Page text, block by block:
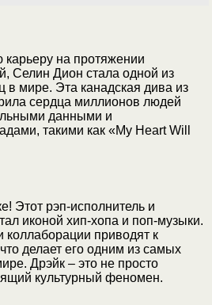
на протяжении
Селин Дион стала одной из
в мире. Эта канадская дивa из
сердца миллионов людей
данными и
такими как «My Heart Will
Этот рэп-исполнитель и
иконой хип-хопа и поп-музыки.
приводят к
делает его одним из самых
Дрэйк – это не просто
культурный феномен.